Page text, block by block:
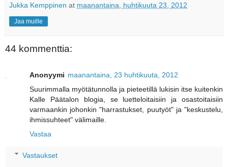
Jukka Kemppinen at maanantaina, huhtikuuta 23, 2012
Jaa muille
44 kommenttia:
Anonyymi maanantaina, 23 huhtikuuta, 2012
Suurimmalla myötätunnolla ja pieteetillä lukisin itse kuitenkin
Kalle Päätalon blogia, se luetteloitaisiin ja osastoitaisiin
varmaankin johonkin "harrastukset, puutyöt" ja "keskustelu,
ihmissuhteet" välimaille.
Vastaa
Vastaukset